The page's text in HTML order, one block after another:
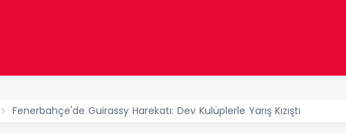
Fenerbahçe'de Guirassy Harekatı: Dev Kulüplerle Yarış Kızıştı